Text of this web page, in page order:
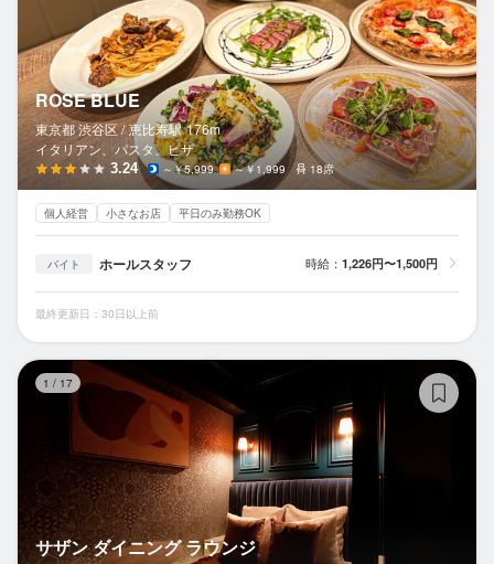
ROSE BLUE
東京都 渋谷区 / 恵比寿駅 176m
イタリアン、パスタ、ピザ
3.24 ～￥5,999 ～￥1,999 18席
個人経営 小さなお店 平日のみ勤務OK
バイト ホールスタッフ 時給： 1,226円〜1,500円
最終更新日：30日以上前
1 / 17
サザン ダイニング ラウンジ